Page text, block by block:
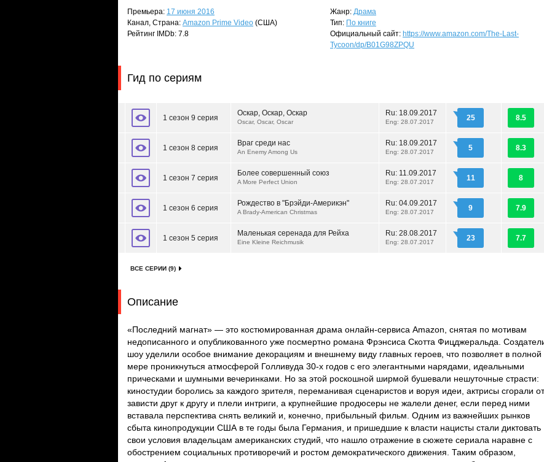
Премьера: 17 июня 2016
Канал, Страна: Amazon Prime Video (США)
Рейтинг IMDb: 7.8
Жанр: Драма
Тип: По книге
Официальный сайт: https://www.amazon.com/The-Last-
Tycoon/dp/B01G98ZPQU
Гид по сериям
1 сезон 9 серия
Оскар, Оскар, Оскар
Oscar, Oscar, Oscar
Ru: 18.09.2017
Eng: 28.07.2017 25 8.5
1 сезон 8 серия
Враг среди нас
An Enemy Among Us
Ru: 18.09.2017
Eng: 28.07.2017 5 8.3
1 сезон 7 серия
Более совершенный союз
A More Perfect Union
Ru: 11.09.2017
Eng: 28.07.2017 11 8
1 сезон 6 серия
Рождество в "Брэйди-Америкэн"
A Brady-American Christmas
Ru: 04.09.2017
Eng: 28.07.2017 9 7.9
1 сезон 5 серия
Маленькая серенада для Рейха
Eine Kleine Reichmusik
Ru: 28.08.2017
Eng: 28.07.2017 23 7.7
ВСЕ СЕРИИ (9)
Описание
«Последний магнат» — это костюмированная драма онлайн-сервиса Amazon, снятая по мотивам
недописанного и опубликованного уже посмертно романа Фрэнсиса Скотта Фицджеральда.
шоу уделили особое внимание декорациям и внешнему виду главных героев, что позволяет в полной
мере проникнуться атмосферой Голливуда 30-х годов с его элегантными нарядами, идеальными
прическами и шумными вечеринками. Но за этой роскошной ширмой бушевали нешуточные страсти:
киностудии боролись за каждого зрителя, переманивая сценаристов и воруя идеи, актрисы сгорали от
зависти друг к другу и плели интриги, а крупнейшие продюсеры не жалели денег, если перед ними
вставала перспектива снять великий и, конечно, прибыльный фильм. Одним из важнейших рынков
сбыта кинопродукции США в те годы была Германия, и пришедшие к власти нацисты стали диктовать
свои условия владельцам американских студий, что нашло отражение в сюжете сериала наравне с
обострением социальных противоречий и ростом демократического движения. Таким образом,